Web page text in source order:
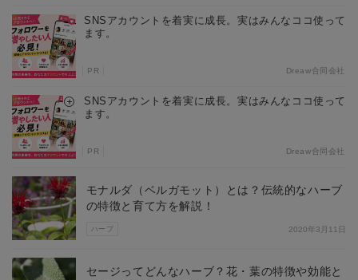
SNSアカウントを着実に成長。実はみんなココ使って
ます。
PR Dreaw合同会社
SNSアカウントを着実に成長。実はみんなココ使って
ます。
PR Dreaw合同会社
ハーブ
モナルダ（ベルガモット）とは？伝統的なハーブ
の特徴と育て方を解説！
2020年3月11日
セージってどんなハーブ？花・葉の特徴や効能と